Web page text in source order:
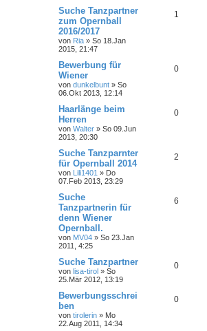
Suche Tanzpartner
zum Opernball
2016/2017
von Ria » So 18.Jan
2015, 21:47
1
Bewerbung für
Wiener
von dunkelbunt » So
06.Okt 2013, 12:14
0
Haarlänge beim
Herren
von Walter » So 09.Jun
2013, 20:30
0
Suche Tanzparnter
für Opernball 2014
von Lili1401 » Do
07.Feb 2013, 23:29
2
Suche
Tanzpartnerin für
denn Wiener
Opernball.
von MV04 » So 23.Jan
2011, 4:25
6
Suche Tanzpartner
von lisa-tirol » So
25.Mär 2012, 13:19
0
Bewerbungsschrei
ben
von tirolerin » Mo
22.Aug 2011, 14:34
0